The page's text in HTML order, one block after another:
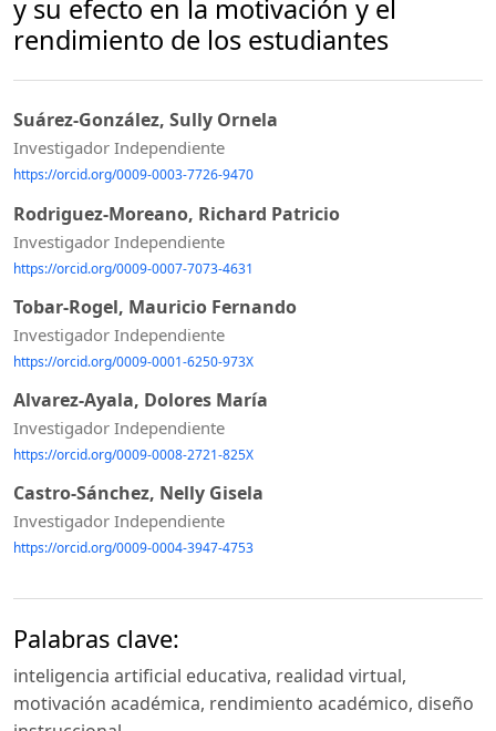
y su efecto en la motivación y el
rendimiento de los estudiantes
Suárez-González, Sully Ornela
Investigador Independiente
https://orcid.org/0009-0003-7726-9470
Rodriguez-Moreano, Richard Patricio
Investigador Independiente
https://orcid.org/0009-0007-7073-4631
Tobar-Rogel, Mauricio Fernando
Investigador Independiente
https://orcid.org/0009-0001-6250-973X
Alvarez-Ayala, Dolores María
Investigador Independiente
https://orcid.org/0009-0008-2721-825X
Castro-Sánchez, Nelly Gisela
Investigador Independiente
https://orcid.org/0009-0004-3947-4753
Palabras clave:
inteligencia artificial educativa, realidad virtual,
motivación académica, rendimiento académico, diseño